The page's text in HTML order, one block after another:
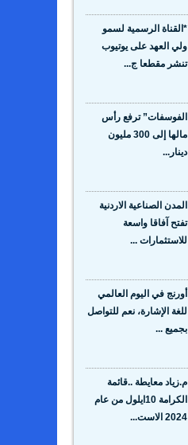
*القناة الرسمية لسمو
ولي العهد على يوتيوب
تنشر مقطعا ج...
الفوسفات” ترفع رأس
مالها إلى 300 مليون
دينار...
المدن الصناعية الاردنية
تفتح آفاقا واسعة
للاستثمارات ...
أورنج في اليوم العالمي
للغة الإشارة، نعم للتواصل
بجميع ...
م.زياد معايطة ..قائمة
الكرامة 10ايلول من عام
2024 الاست...